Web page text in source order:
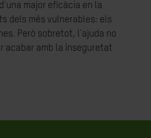
major eficàcia en la
dels més vulnerables: els
Però sobretot, l'ajuda no
acabar amb la inseguretat